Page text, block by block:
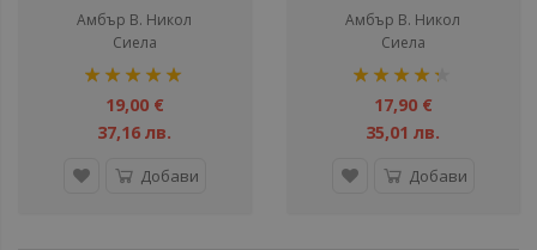
Амбър В. Никол
Сиела
рейтинг:
100%19,00 €
37,16 лв.
Добави
Амбър В. Никол
Сиела
рейтинг:
87%17,90 €
35,01 лв.
Добави